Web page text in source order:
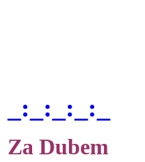
_:_:_:_:_
Za Dubem